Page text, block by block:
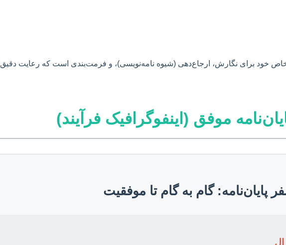
خاص خود برای نگارش، ارجاع‌دهی (شیوه نامه‌نویسی)، و فرمت‌بندی است که رعایت دقیق
موفق (اینفوگرافیک فرآیند)
پایان‌نامه: گام به گام تا موفقیت